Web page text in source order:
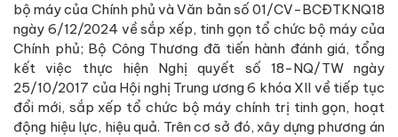
bộ máy của Chính phủ và Văn bản số 01/CV-BCĐTKNQ18
ngày 6/12/2024 về sắp xếp, tinh gọn tổ chức bộ máy của
Chính phủ; Bộ Công Thương đã tiến hành đánh giá, tổng
kết việc thực hiện Nghị quyết số 18-NQ/TW ngày
25/10/2017 của Hội nghị Trung ương 6 khóa XII về tiếp tục
đổi mới, sắp xếp tổ chức bộ máy chính trị tinh gọn, hoạt
động hiệu lực, hiệu quả. Trên cơ sở đó, xây dựng phương án